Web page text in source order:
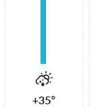
+35°